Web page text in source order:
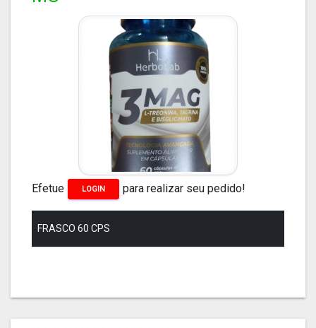
Efetue LOGIN para realizar seu pedido!
FRASCO 60 CPS